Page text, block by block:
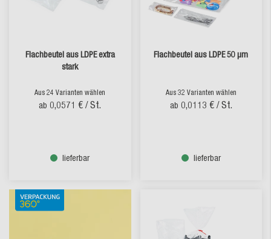
Flachbeutel aus LDPE extra
stark
Aus 24 Varianten wählen
ab 0,0571 € / St.
lieferbar
Flachbeutel aus LDPE 50 µm
Aus 32 Varianten wählen
ab 0,0113 € / St.
lieferbar